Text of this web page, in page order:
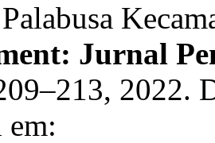
Jurnal
2022.